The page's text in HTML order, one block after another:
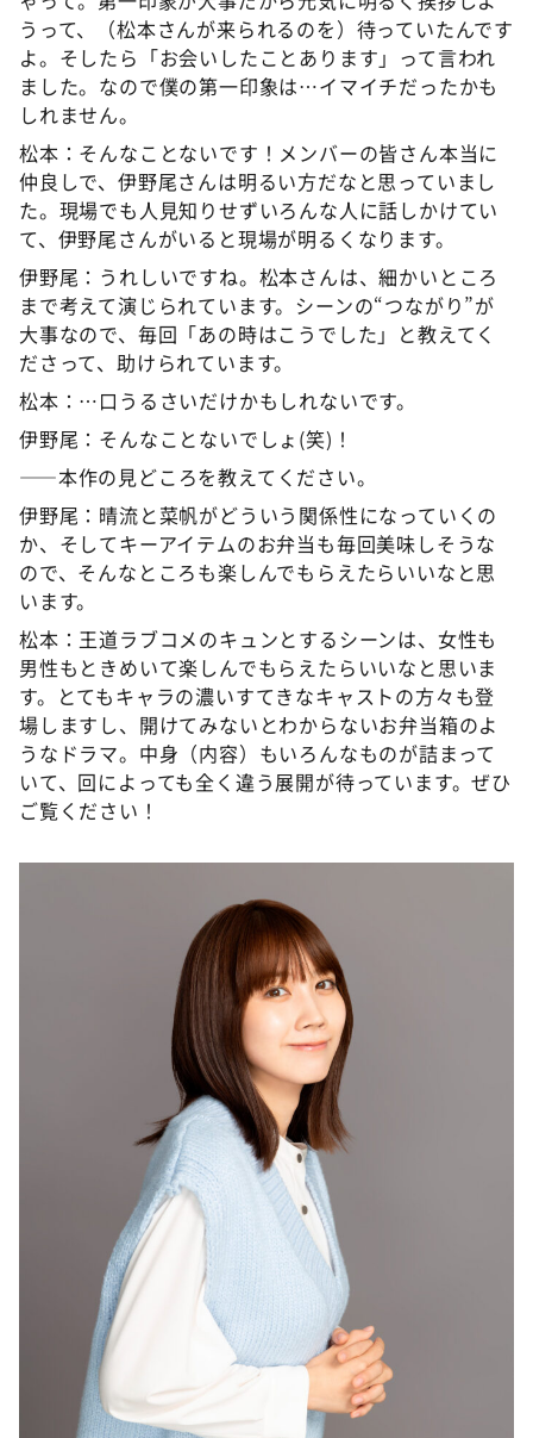
うって、（松本さんが来られるのを）待っていたんです
よ。そしたら「お会いしたことあります」って言われ
ました。なので僕の第一印象は…イマイチだったかも
しれません。
松本：そんなことないです！メンバーの皆さん本当に
仲良しで、伊野尾さんは明るい方だなと思っていまし
た。現場でも人見知りせずいろんな人に話しかけてい
て、伊野尾さんがいると現場が明るくなります。
伊野尾：うれしいですね。松本さんは、細かいところ
まで考えて演じられています。シーンの“つながり”が
大事なので、毎回「あの時はこうでした」と教えてく
ださって、助けられています。
松本：…口うるさいだけかもしれないです。
伊野尾：そんなことないでしょ(笑)！
――本作の見どころを教えてください。
伊野尾：晴流と菜帆がどういう関係性になっていくの
か、そしてキーアイテムのお弁当も毎回美味しそうな
ので、そんなところも楽しんでもらえたらいいなと思
います。
松本：王道ラブコメのキュンとするシーンは、女性も
男性もときめいて楽しんでもらえたらいいなと思いま
す。とてもキャラの濃いすてきなキャストの方々も登
場しますし、開けてみないとわからないお弁当箱のよ
うなドラマ。中身（内容）もいろんなものが詰まって
いて、回によっても全く違う展開が待っています。ぜひ
ご覧ください！